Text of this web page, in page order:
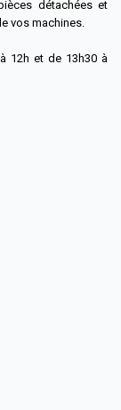
détachées et
vos machines.
12h et de 13h30 à